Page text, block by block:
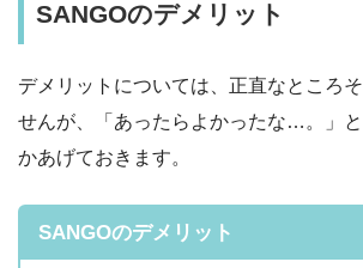
SANGOのデメリット
デメリットについては、正直なところ
せんが、「あったらよかったな…。」
かあげておきます。
SANGOのデメリット